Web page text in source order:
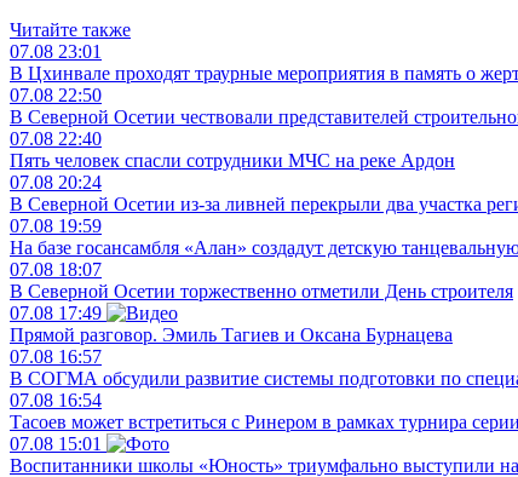
Читайте также
07.08 23:01
В Цхинвале проходят траурные мероприятия в память о
07.08 22:50
В Северной Осетии чествовали представителей
07.08 22:40
Пять человек спасли сотрудники МЧС на реке Ардон
07.08 20:24
В Северной Осетии из-за ливней перекрыли два участка
07.08 19:59
На базе госансамбля «Алан» создадут детскую
07.08 18:07
В Северной Осетии торжественно отметили День строителя
07.08 17:49
Прямой разговор. Эмиль Тагиев и Оксана Бурнацева
07.08 16:57
В СОГМА обсудили развитие системы подготовки по
07.08 16:54
Тасоев может встретиться с Ринером в рамках турнира
07.08 15:01
Воспитанники школы «Юность» триумфально выступили на